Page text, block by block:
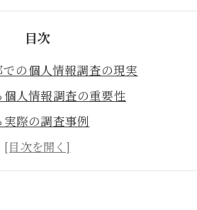
目次
の個人情報調査の現実
人情報調査の重要性
際の調査事例
情報収集方法
での成功事例